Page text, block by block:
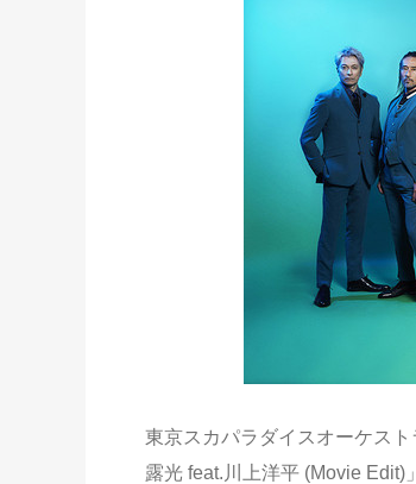
東京スカパラダイスオーケス
露光 feat.川上洋平 (Movie